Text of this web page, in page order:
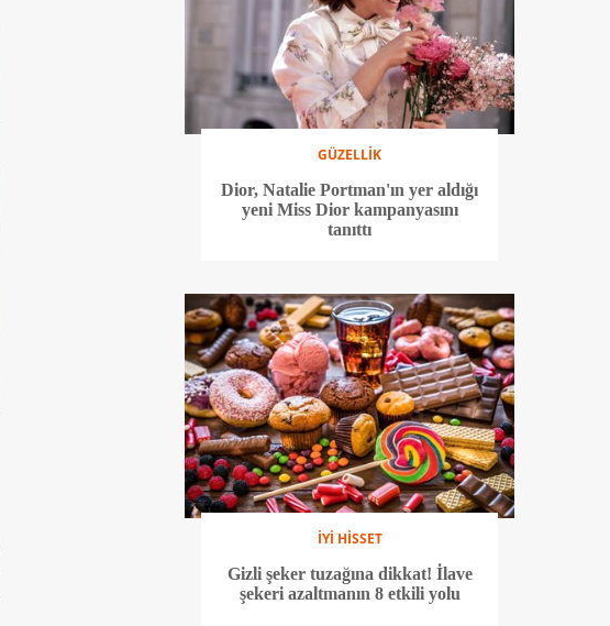
GÜZELLİK
Dior, Natalie Portman'ın yer aldığı
yeni Miss Dior kampanyasını
tanıttı
İYİ HİSSET
Gizli şeker tuzağına dikkat! İlave
şekeri azaltmanın 8 etkili yolu